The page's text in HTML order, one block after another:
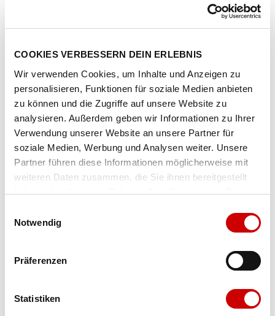
COOKIES VERBESSERN DEIN ERLEBNIS
Wir verwenden Cookies, um Inhalte und Anzeigen zu
personalisieren, Funktionen für soziale Medien anbieten
zu können und die Zugriffe auf unsere Website zu
analysieren. Außerdem geben wir Informationen zu Ihrer
Verwendung unserer Website an unsere Partner für
soziale Medien, Werbung und Analysen weiter. Unsere
Partner führen diese Informationen möglicherweise mit
weiteren Daten zusammen, die Sie ihnen bereitgestellt
haben oder die sie im Rahmen Ihrer Nutzung der Dienste
Notwendig
Präferenzen
Statistiken
Artikel-Nr.31T5066-white
Farbe white
IN DEN WARENKORB